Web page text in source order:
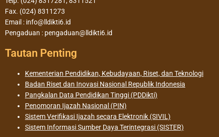
Fax. (024) 8311273
Email : info@lldikti6.id
Pengaduan : pengaduan@lldikti6.id
Tautan Penting
Kementerian Pendidikan, Kebudayaan, Riset, dan Teknologi
Badan Riset dan Inovasi Nasional Republik Indonesia
Pangkalan Data Pendidikan Tinggi (PDDikti)
Penomoran Ijazah Nasional (PIN)
Sistem Verifikasi Ijazah secara Elektronik (SIVIL)
Sistem Informasi Sumber Daya Terintegrasi (SISTER)